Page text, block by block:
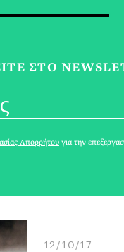
Πρόβα
ΑΡΗΣ
12/10/17
ΣΤΟ
Απορρήτου για την